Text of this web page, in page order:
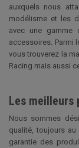
auxquels nous
modélisme et les
avec une
accessoires. Parmi
vous trouverez la
Racing mais aussi
Les meilleurs
Nous sommes
qualité, toujours
garantie des